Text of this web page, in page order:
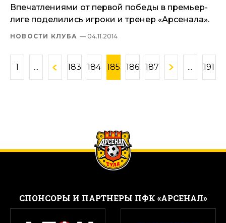
Впечатлениями от первой победы в премьер-
лиге поделились игроки и тренер «Арсенала».
НОВОСТИ КЛУБА — 04.11.2014
1 ... 183 184 185 186 187 ... 191
CПОНСОРЫ И ПАРТНЕРЫ ПФК «АРСЕНАЛ»